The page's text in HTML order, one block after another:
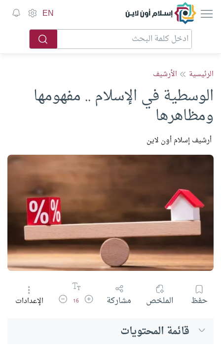
إسلام أون لاين EN
الرئيسية الأرشيف
الوسطية في الإسلام .. مفهومها
ومظاهرها
أرشيف إسلام أون لاين
حفظ الملخص مشاركة زيادة حجم الخط
16 تقليل حجم الخط
الإعدادات
قائمة المحتويات